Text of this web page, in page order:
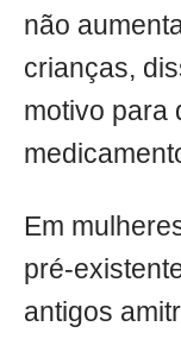
não
crianças,
motivo para
Em
pré-
antigos